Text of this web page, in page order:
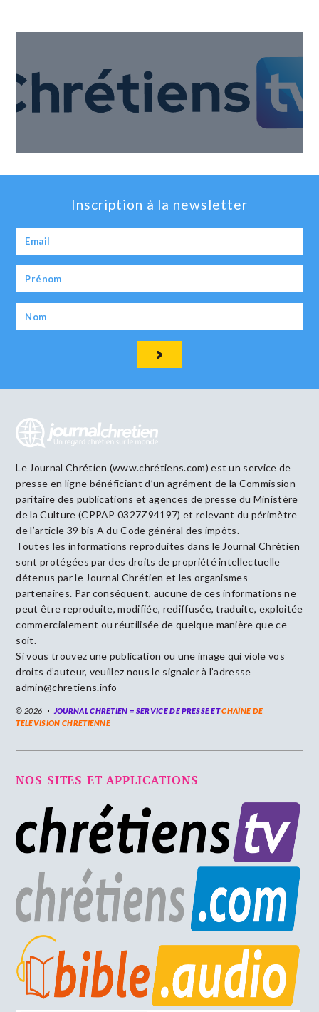
Inscription à la newsletter
Le Journal Chrétien (www.chrétiens.com) est un service de
presse en ligne bénéficiant d’un agrément de la Commission
paritaire des publications et agences de presse du Ministère
de la Culture (CPPAP 0327Z94197) et relevant du périmètre
de l’article 39 bis A du Code général des impôts.
Toutes les informations reproduites dans le Journal Chrétien
sont protégées par des droits de propriété intellectuelle
détenus par le Journal Chrétien et les organismes
partenaires. Par conséquent, aucune de ces informations ne
peut être reproduite, modifiée, rediffusée, traduite, exploitée
commercialement ou réutilisée de quelque manière que ce
soit.
Si vous trouvez une publication ou une image qui viole vos
droits d’auteur, veuillez nous le signaler à l’adresse
admin@chretiens.info
© 2026 JOURNAL CHRÉTIEN = SERVICE DE PRESSE ETCHAÎNE DE
TELEVISION CHRETIENNE
NOS SITES ET APPLICATIONS